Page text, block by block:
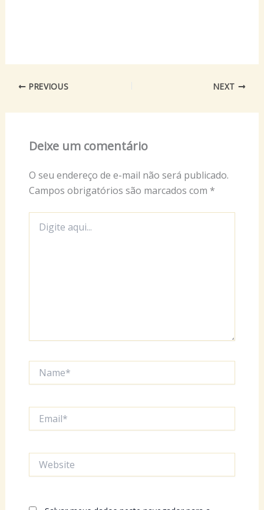
PREVIOUS NEXT
Deixe um comentário
O seu endereço de e-mail não será publicado.
Campos obrigatórios são marcados com *
aqui...